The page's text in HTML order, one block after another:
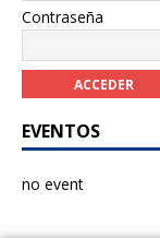
Contraseña
EVENTOS
no event